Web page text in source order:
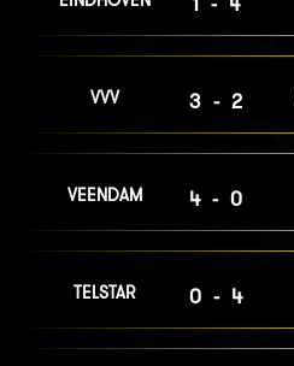
VVV 3-2
VEENDAM 4-0
TELSTAR 0-4